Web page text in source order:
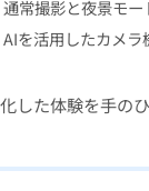
通常撮影と夜景モー
AIを活用したカメラ
した体験を手の